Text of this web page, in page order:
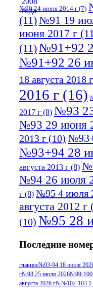
№90 24 июня 2014 г (7)
(11)№91 19
июня 2017 г
(11)№91+92
№91+92 26
18 августа 2018 г
2016 г (16)
2017 г (8) №93
№93 29 июня
2013 г (10)
№93+94 28
августа 2013 г (8)
№94 26 июля
г (8) №95 4 июля
августа 2012 г
(10) №95 28
июля 2017 г
г(13) №96 28
июля 2014 г(10)
Последние
главное№93-94 18 июля
г№98 25 июля 2026№99-100
августа 2026 г№№102-103 1